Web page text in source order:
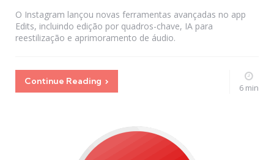
O Instagram lançou novas ferramentas avançadas no app
Edits, incluindo edição por quadros-chave, IA para
reestilização e aprimoramento de áudio.
Continue Reading
6 min